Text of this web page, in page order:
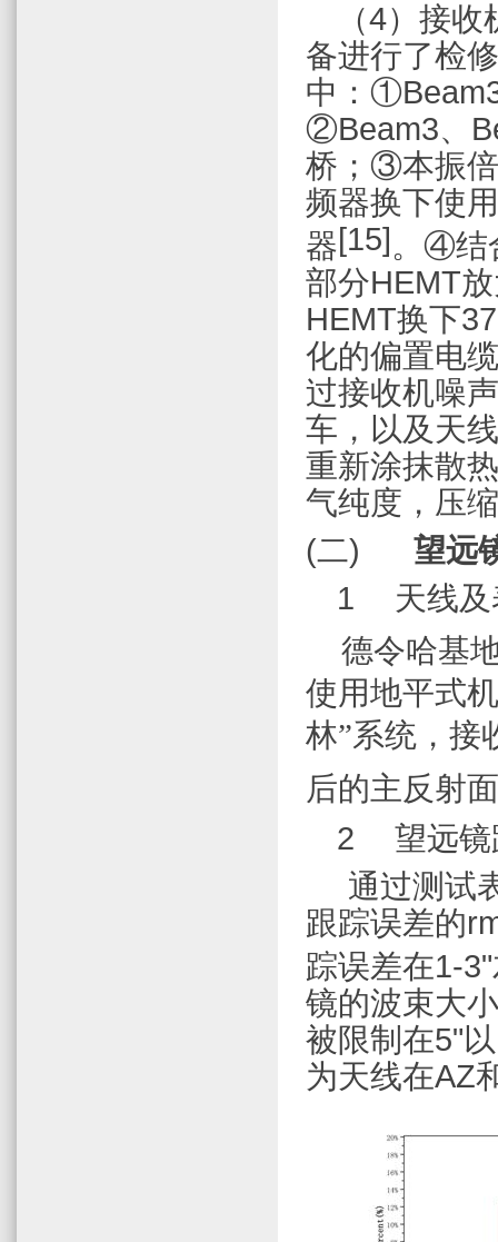
（4）接收
备进行了检
中：①
②Beam3、
桥；③本振
频器换下使
器[15]。④结
部分HEMT
HEMT换下
化的偏置电
过接收机噪
车，以及天
重新涂抹散
气纯度，压
(二)
望远
1
天线
德令哈基
使用地平式
林”系统，接
后的主反射
2
望远
通过测试
跟踪误差的
踪误差在1-3"
镜的波束大
被限制在5"
为天线在AZ